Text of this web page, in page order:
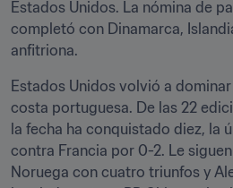
Estados Unidos. La nómina de
completó con Dinamarca,
anfitriona.
Estados Unidos volvió a
costa portuguesa. De las 22
la fecha ha conquistado diez, la
contra Francia por 0-2. Le
Noruega con cuatro triunfos y